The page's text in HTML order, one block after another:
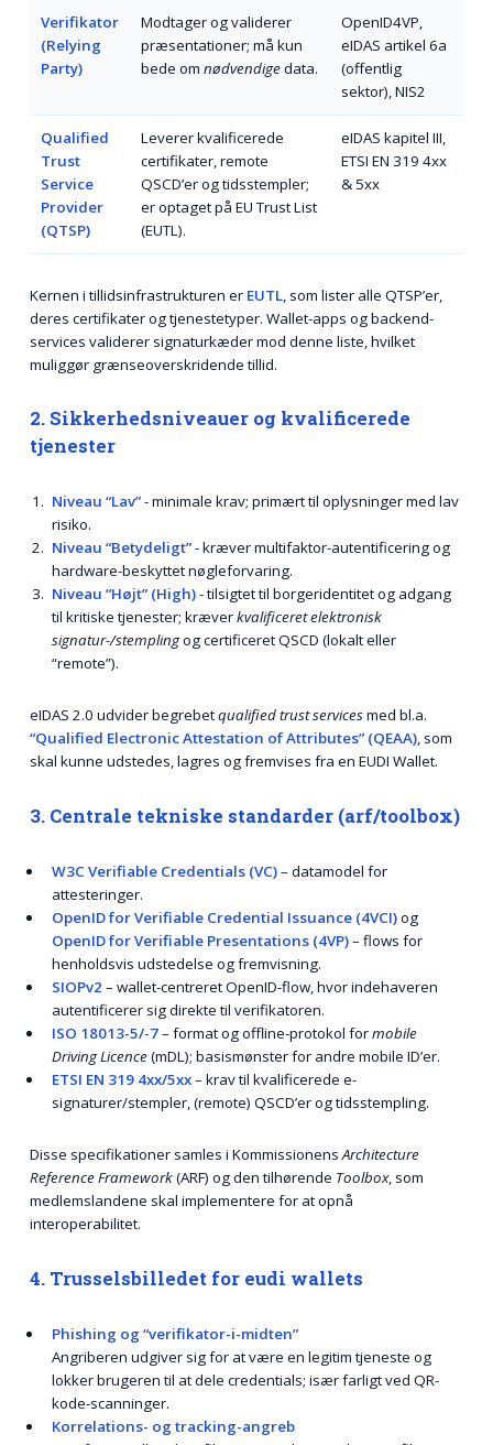
Verifikator
(Relying
Party)
Modtager og validerer
præsentationer; må kun
bede om nødvendigedata.
OpenID4VP,
eIDAS artikel 6a
(offentlig
sektor), NIS2
Qualified
Trust
Service
Provider
(QTSP)
Leverer kvalificerede
certifikater, remote
QSCD’er og tidsstempler;
er optaget på EU Trust List
(EUTL).
eIDAS kapitel III,
ETSI EN 319 4xx
& 5xx
Kernen i tillidsinfrastrukturen er EUTL, som lister alle QTSP’er,
deres certifikater og tjenestetyper. Wallet-apps og backend-
services validerer signaturkæder mod denne liste, hvilket
muliggør grænseoverskridende tillid.
2. Sikkerhedsniveauer og kvalificerede
tjenester
Niveau “Lav”- minimale krav; primært til oplysninger med lav
risiko.
Niveau “Betydeligt”- kræver multifaktor-autentificering og
hardware-beskyttet nøgleforvaring.
Niveau “Højt” (High)- tilsigtet til borgeridentitet og adgang
til kritiske tjenester; kræverkvalificeret elektronisk
signatur-/stemplingog certificeret QSCD (lokalt eller
“remote”).
eIDAS 2.0 udvider begrebetqualified trust servicesmed bl.a.
“Qualified Electronic Attestation of Attributes” (QEAA), som
skal kunne udstedes, lagres og fremvises fra en EUDI Wallet.
3. Centrale tekniske standarder (arf/toolbox)
W3C Verifiable Credentials (VC)– datamodel for
attesteringer.
OpenID for Verifiable Credential Issuance (4VCI)og
OpenID for Verifiable Presentations (4VP)– flows for
henholdsvis udstedelse og fremvisning.
SIOPv2 – wallet-centreret OpenID-flow, hvor indehaveren
autentificerer sig direkte til verifikatoren.
ISO 18013-5/-7– format og offline-protokol formobile
Driving Licence(mDL); basismønster for andre mobile ID’er.
ETSI EN 319 4xx/5xx– krav til kvalificerede e-
signaturer/stempler, (remote) QSCD’er og tidsstempling.
Disse specifikationer samles i KommissionensArchitecture
Reference Framework(ARF) og den tilhørende Toolbox, som
medlemslandene skal implementere for at opnå
interoperabilitet.
4. Trusselsbilledet for eudi wallets
Phishing og “verifikator-i-midten”
Angriberen udgiver sig for at være en legitim tjeneste og
lokker brugeren til at dele credentials; især farligt ved QR-
kode-scanninger.
Korrelations- og tracking-angreb